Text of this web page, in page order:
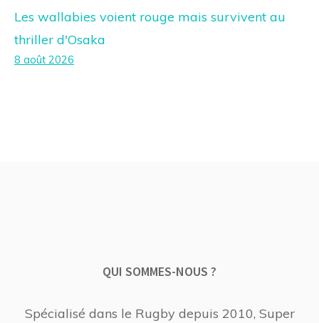
Les wallabies voient rouge mais survivent au
thriller d'Osaka
8 août 2026
QUI SOMMES-NOUS ?
Spécialisé dans le Rugby depuis 2010, Super